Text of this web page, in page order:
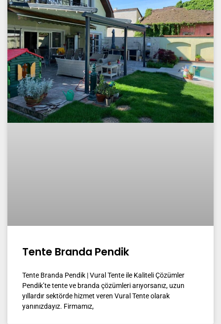
Tente Branda Pendik
Tente Branda Pendik | Vural Tente ile Kaliteli Çözümler
Pendik’te tente ve branda çözümleri arıyorsanız, uzun
yıllardır sektörde hizmet veren Vural Tente olarak
yanınızdayız. Firmamız,